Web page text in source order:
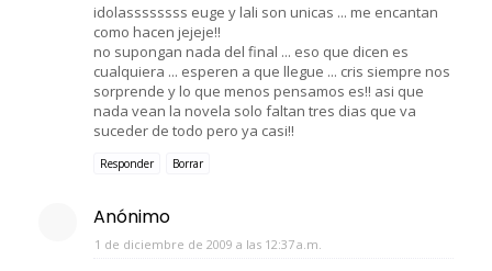
idolassssssss euge y lali son unicas ... me encantan
como hacen jejeje!!
no supongan nada del final ... eso que dicen es
cualquiera ... esperen a que llegue ... cris siempre nos
sorprende y lo que menos pensamos es!! asi que
nada vean la novela solo faltan tres dias que va
suceder de todo pero ya casi!!
Responder Borrar
Anónimo
1 de diciembre de 2009 a las 12:37 a.m.